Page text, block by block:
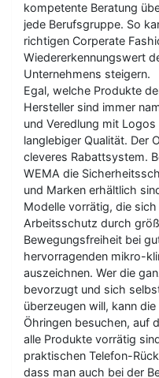
kompetente Beratung
jede Berufsgruppe. So
richtigen Corperate
Wiedererkennungswert
Unternehmens steigern.
Egal, welche Produkte
Hersteller sind immer
und Veredlung mit
langlebiger Qualität. Der
cleveres Rabattsystem.
WEMA die
und Marken erhältlich
Modelle vorrätig, die
Arbeitsschutz durch
Bewegungsfreiheit bei
hervorragenden mikro-
auszeichnen. Wer die
bevorzugt und sich
überzeugen will, kann
Öhringen besuchen, auf
alle Produkte vorrätig
praktischen Telefon-
dass man auch bei der